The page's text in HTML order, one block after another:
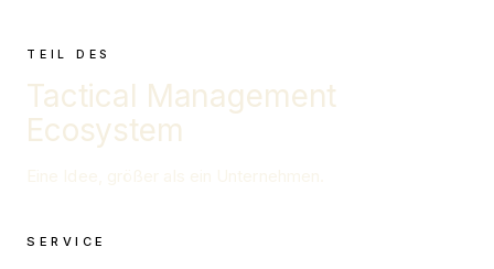
TEIL DES
Tactical Management
Ecosystem
SERVICE